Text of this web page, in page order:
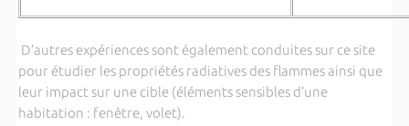
D’autres expériences sont également conduites sur ce site
pour étudier les propriétés radiatives des flammes ainsi que
leur impact sur une cible (éléments sensibles d’une
habitation : fenêtre, volet).